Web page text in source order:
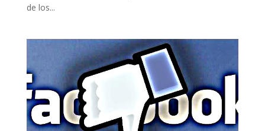
de los...